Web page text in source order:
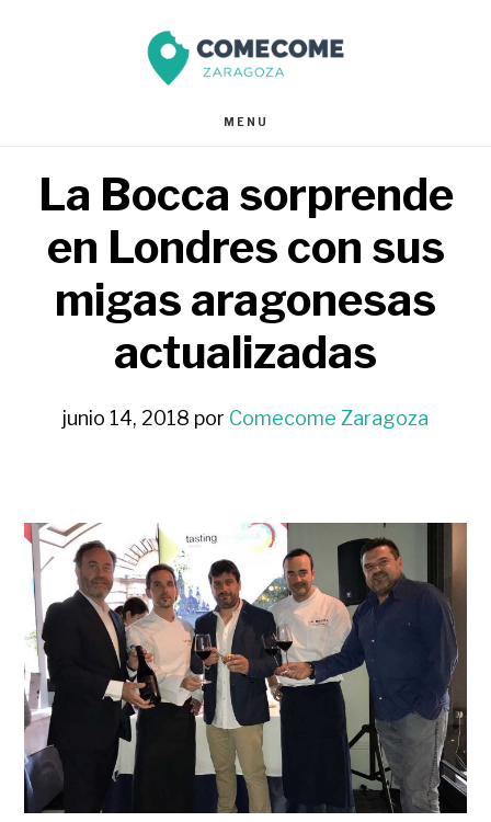
página
MENU
La Bocca sorprende
en Londres con sus
migas aragonesas
actualizadas
junio 14, 2018 por Comecome Zaragoza